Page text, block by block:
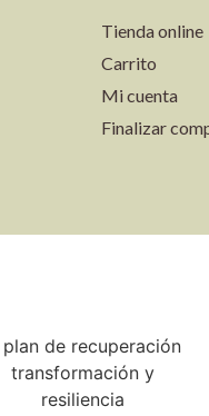
Tienda online
Carrito
Mi cuenta
Finalizar